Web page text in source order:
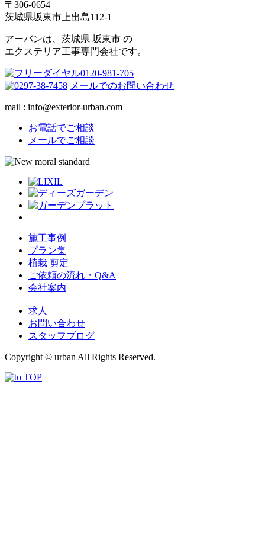
〒306-0654
茨城県坂東市上出島112-1
アーバンは、茨城県 坂東市 の
エクステリア工事専門会社です。
メールでのお問い合わせ
mail : info@exterior-urban.com
お電話でご相談
メールでご相談
施工事例
プラン集
植栽 剪定
ご依頼の流れ・Q&A
会社案内
求人
お問い合わせ
スタッフブログ
Copyright © urban All Rights Reserved.